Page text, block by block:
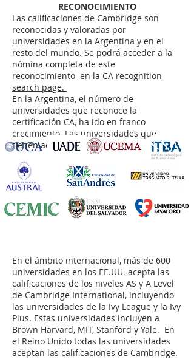
RECONOCIMIENTO
Las calificaciones de Cambridge son
reconocidas y valoradas por
universidades en la Argentina y en el
resto del mundo. Se podrá acceder a la
nómina completa de este
reconocimiento en la CA recognition
search page.
En la Argentina, el número de
universidades que reconoce la
certificación CA, ha ido en franco
crecimiento. Las universidades que
tienen acuerdos con CA son:
En el ámbito internacional, más de 600
universidades en los EE.UU. acepta las
calificaciones de los niveles AS y A Level
de Cambridge International, incluyendo
las universidades de la Ivy League y la Ivy
Plus. Estas universidades incluyen a
Brown Harvard, MIT, Stanford y Yale. En
el Reino Unido todas las universidades
aceptan las calificaciones de Cambridge.